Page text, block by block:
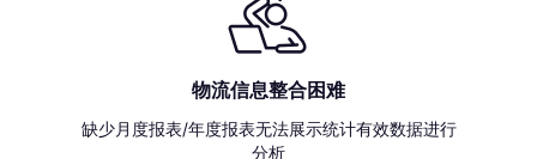
物流信息整合困难
缺少月度报表/年度报表无法展示统计有效数据进行
分析